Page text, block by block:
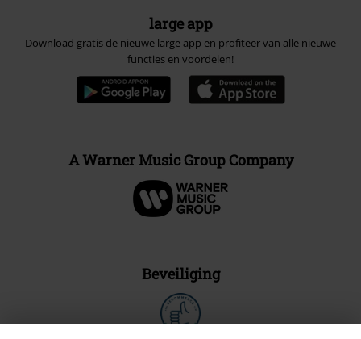
large app
Download gratis de nieuwe large app en profiteer van alle nieuwe
functies en voordelen!
A Warner Music Group Company
Beveiliging